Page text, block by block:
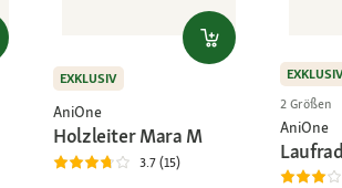
EXKLUSIV
AniOne
Holzleiter Mara M
3.7 (15)
2 Größen
AniOne